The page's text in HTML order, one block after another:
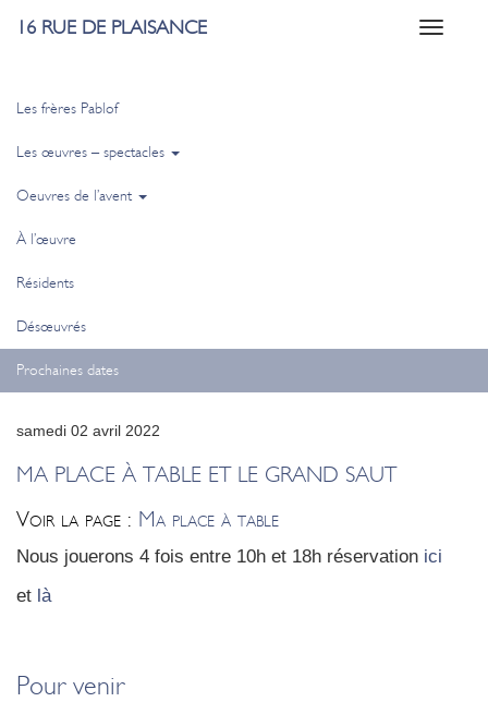
Toggle
16 RUE DE PLAISANCE
Les frères Pablof
Les œuvres – spectacles
Oeuvres de l’avent
À l’œuvre
Résidents
Désœuvrés
Prochaines dates
samedi 02 avril 2022
MA PLACE À TABLE ET LE GRAND SAUT
Voir la page : Ma place à table
Nous joue­rons 4 fois entre 10h et 18h réser­va­tion ici
et là
Pour venir